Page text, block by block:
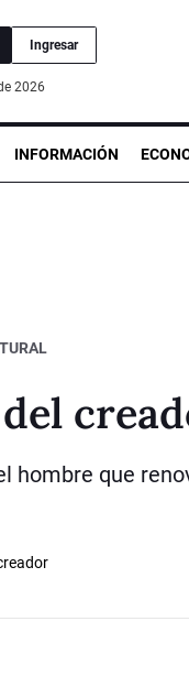
Ingresar
2026
INFORMACIÓN
hombre que